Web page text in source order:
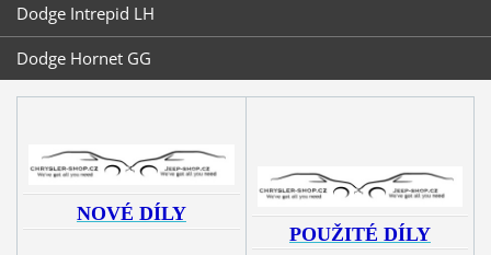
Dodge Intrepid LH
Dodge Hornet GG
NOVÉ DÍLY
POUŽITÉ DÍLY